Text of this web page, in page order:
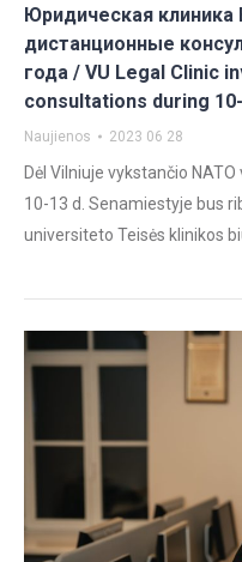
Юридическая клиника
дистанционные
года / VU Legal Clinic
consultations during
Naujienos 2023 06 28
Dėl Vilniuje vykstančio
10-13 d. Senamiestyje bus
universiteto Teisės klinikos